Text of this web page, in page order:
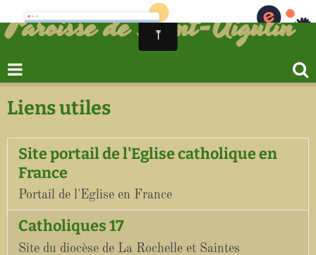
Paroisse de Saint-Aigulin
Liens utiles
Site portail de l'Eglise catholique en
France
Portail de l'Eglise en France
Catholiques 17
Site du diocèse de La Rochelle et Saintes